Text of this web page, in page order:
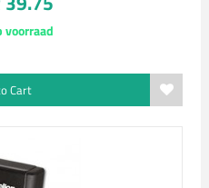
voorraad
Cart